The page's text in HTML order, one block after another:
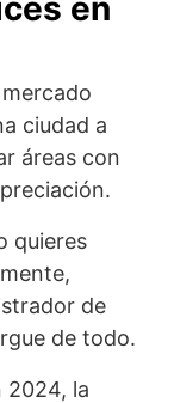
en
mercado
ciudad a
áreas con
quieres
de
de todo.
2024, la